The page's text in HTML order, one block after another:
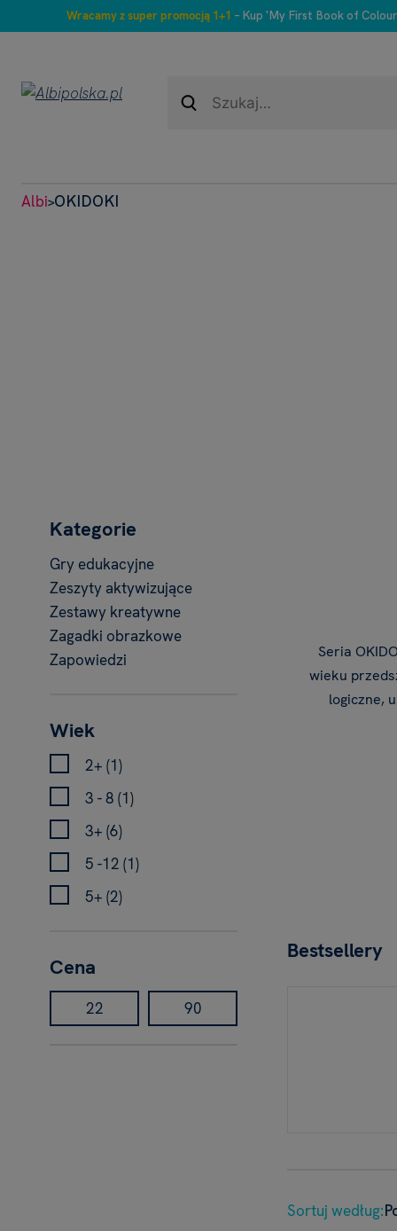
Wracamy z super promocją 1+1 – Kup 'My First Book of
Albi>OKIDOKI
Kategorie
Gry edukacyjne
Zeszyty aktywizujące
Zestawy kreatywne
Zagadki obrazkowe
Zapowiedzi
Wiek
2+ (1)
3 - 8 (1)
3+ (6)
5 -12 (1)
5+ (2)
Cena
Seria
wieku
logiczne,
Bestsellery
Sortuj według: